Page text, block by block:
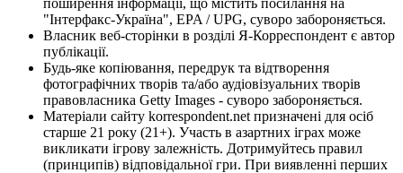
поширення інформації, що містить посилання на
"Інтерфакс-Україна", EPA / UPG, суворо забороняється.
Власник веб-сторінки в розділі Я-Корреспондент є автор
публікації.
Будь-яке копіювання, передрук та відтворення
фотографічних творів та/або аудіовізуальних творів
правовласника Getty Images - суворо забороняється.
Матеріали сайту korrespondent.net призначені для осіб
старше 21 року (21+). Участь в азартних іграх може
викликати ігрову залежність. Дотримуйтесь правил
(принципів) відповідальної гри. При виявленні перших